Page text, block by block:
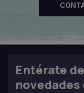
Entérate